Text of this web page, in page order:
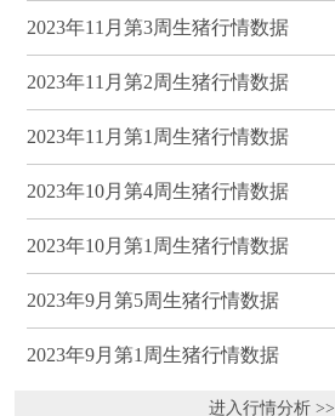
2023年11月第3周生猪行情数据
2023年11月第2周生猪行情数据
2023年11月第1周生猪行情数据
2023年10月第4周生猪行情数据
2023年10月第1周生猪行情数据
2023年9月第5周生猪行情数据
2023年9月第1周生猪行情数据
进入行情分析 >>